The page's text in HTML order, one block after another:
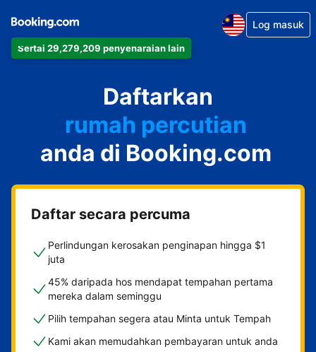
Sertai 29,279,209 penyenaraian lain
Log masuk
Daftarkan
apartmen
hotel
rumah percutian
rumah tamu
penginapan dan sarapan
anda di Booking.com
Daftar secara percuma
Perlindungan kerosakan penginapan hingga $1
juta
45% daripada hos mendapat tempahan pertama
mereka dalam seminggu
Pilih tempahan segera atau Minta untuk Tempah
Kami akan memudahkan pembayaran untuk anda